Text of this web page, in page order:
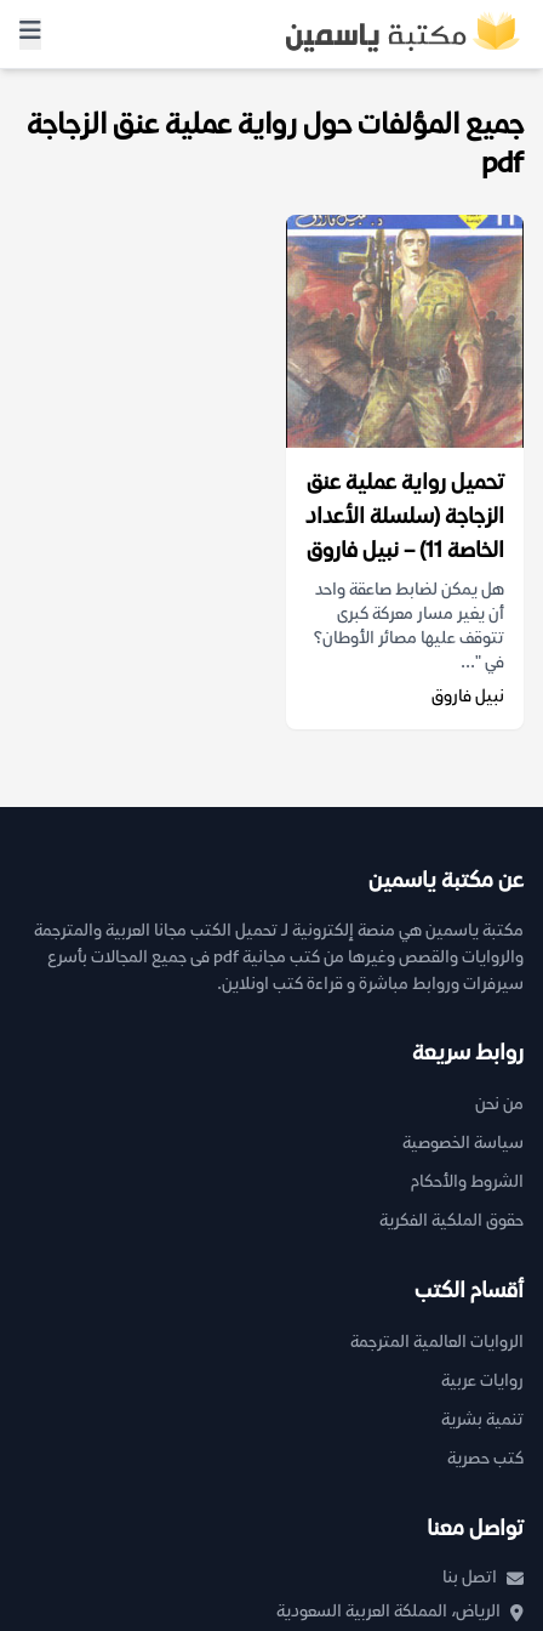
جميع المؤلفات حول رواية عملية عنق الزجاجة
pdf
تحميل رواية عملية عنق
الزجاجة (سلسلة الأعداد
الخاصة 11) – نبيل فاروق
هل يمكن لضابط صاعقة واحد
أن يغير مسار معركة كبرى
تتوقف عليها مصائر الأوطان؟
في "...
نبيل فاروق
عن مكتبة ياسمين
مكتبة ياسمين هي منصة إلكترونية لـ تحميل الكتب مجانا العربية والمترجمة
والروايات والقصص وغيرها من كتب مجانية pdf فى جميع المجالات بأسرع
سيرفرات وروابط مباشرة و قراءة كتب اونلاين.
روابط سريعة
من نحن
سياسة الخصوصية
الشروط والأحكام
حقوق الملكية الفكرية
أقسام الكتب
الروايات العالمية المترجمة
روايات عربية
تنمية بشرية
كتب حصرية
تواصل معنا
اتصل بنا
الرياض، المملكة العربية السعودية